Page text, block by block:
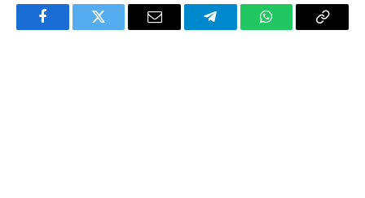
FacebookTwitter Email TelegramWhatsAppCopy